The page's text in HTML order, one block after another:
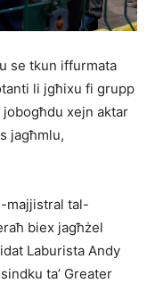
se tkun iffurmata
li jgħixu fi grupp
xejn aktar
jagħmlu,
majjistral tal-
biex jagħżel
Laburista Andy
ta’ Greater